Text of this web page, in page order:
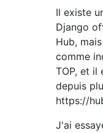
Il existe
Django
Hub,
comme
TOP, et il
depuis
https://
J'ai